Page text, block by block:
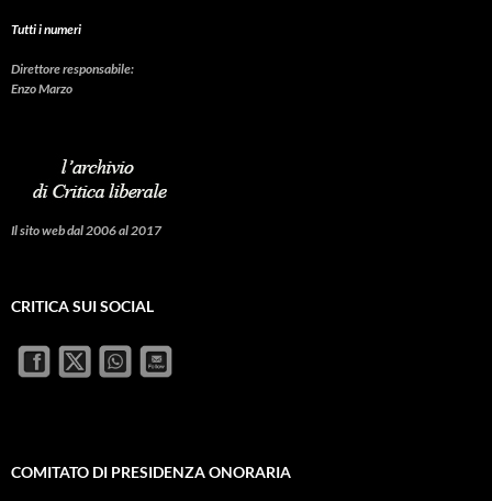
Tutti i numeri
Direttore responsabile:
Enzo Marzo
Il sito web dal 2006 al 2017
CRITICA SUI SOCIAL
COMITATO DI PRESIDENZA ONORARIA